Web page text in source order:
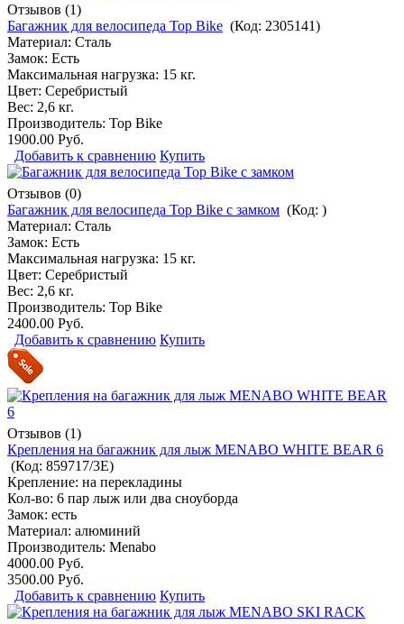
Отзывов (1)
Багажник для велосипеда Top Bike (Код: 2305141)
Материал: Сталь
Замок: Есть
Максимальная нагрузка: 15 кг.
Цвет: Серебристый
Вес: 2,6 кг.
Производитель: Top Bike
1900.00 Руб.
Добавить к сравнению Купить
Отзывов (0)
Багажник для велосипеда Top Bike с замком (Код: )
Материал: Сталь
Замок: Есть
Максимальная нагрузка: 15 кг.
Цвет: Серебристый
Вес: 2,6 кг.
Производитель: Top Bike
2400.00 Руб.
Добавить к сравнению Купить
Отзывов (1)
Крепления на багажник для лыж MENABO WHITE BEAR 6
(Код: 859717/3E)
Крепление: на перекладины
Кол-во: 6 пар лыж или два сноуборда
Замок: есть
Материал: алюминий
Производитель: Menabo
4000.00 Руб.
3500.00 Руб.
Добавить к сравнению Купить